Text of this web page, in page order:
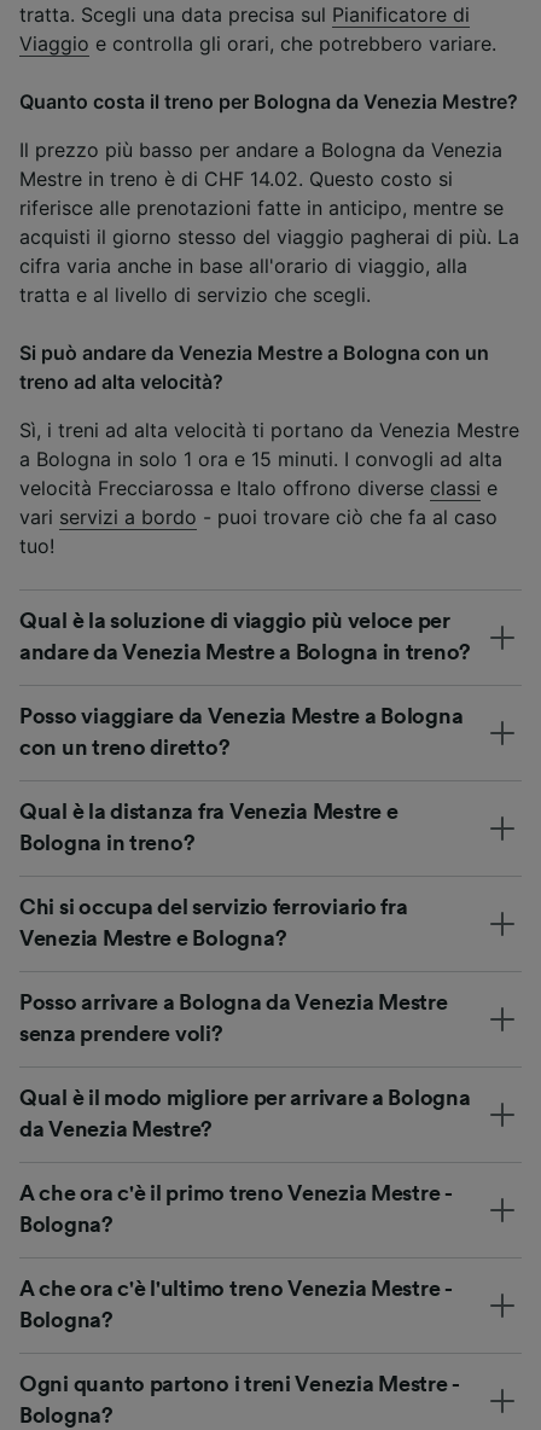
tratta. Scegli una data precisa sul Pianificatore di
Viaggio e controlla gli orari, che potrebbero variare.
Quanto costa il treno per Bologna da Venezia Mestre?
Il prezzo più basso per andare a Bologna da Venezia
Mestre in treno è di CHF 14.02. Questo costo si
riferisce alle prenotazioni fatte in anticipo, mentre se
acquisti il giorno stesso del viaggio pagherai di più. La
cifra varia anche in base all'orario di viaggio, alla
tratta e al livello di servizio che scegli.
Si può andare da Venezia Mestre a Bologna con un
treno ad alta velocità?
Sì, i treni ad alta velocità ti portano da Venezia Mestre
a Bologna in solo 1 ora e 15 minuti. I convogli ad alta
velocità Frecciarossa e Italo offrono diverse classi e
vari servizi a bordo - puoi trovare ciò che fa al caso
tuo!
Qual è la soluzione di viaggio più veloce per
andare da Venezia Mestre a Bologna in treno?
Posso viaggiare da Venezia Mestre a Bologna
con un treno diretto?
Qual è la distanza fra Venezia Mestre e
Bologna in treno?
Chi si occupa del servizio ferroviario fra
Venezia Mestre e Bologna?
Posso arrivare a Bologna da Venezia Mestre
senza prendere voli?
Qual è il modo migliore per arrivare a Bologna
da Venezia Mestre?
A che ora c'è il primo treno Venezia Mestre -
Bologna?
A che ora c'è l'ultimo treno Venezia Mestre -
Bologna?
Ogni quanto partono i treni Venezia Mestre -
Bologna?